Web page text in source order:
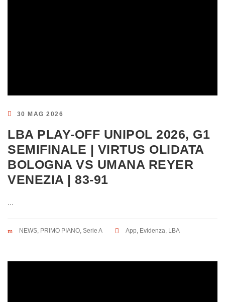
30 MAG 2026
LBA PLAY-OFF UNIPOL 2026, G1
SEMIFINALE | VIRTUS OLIDATA
BOLOGNA VS UMANA REYER
VENEZIA | 83-91
...
NEWS PRIMO PIANO Serie A App Evidenza LBA